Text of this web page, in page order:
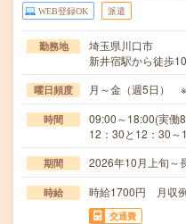
WEB登録OK 派遣
勤務地
埼玉県川口市
新井宿駅から徒歩
曜日頻度 月～金（週5日） ※
時間
09:00～18:00(実働
12：30と12：30
期間 2026年10月上旬～
時給 時給1700円 月収
交通費